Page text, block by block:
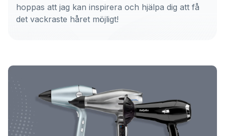
hoppas att jag kan inspirera och hjälpa dig att få
det vackraste håret möjligt!